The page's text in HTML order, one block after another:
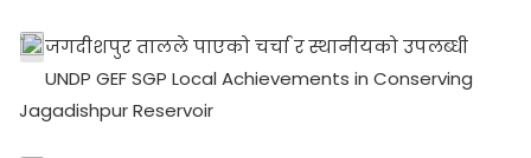
जगदीशपुर तालले पाएको चर्चा र स्थानीयको उपलब्धी
UNDP GEF SGP Local Achievements in Conserving
Jagadishpur Reservoir